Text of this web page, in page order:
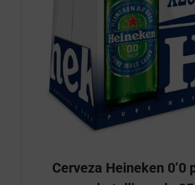
Cerveza Heineken 0’0